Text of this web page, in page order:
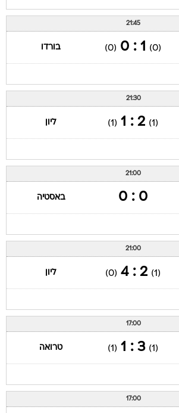
21:45
(0)
1 : 0
(0) בורדו
21:30
(1)
2 : 1
(1) ליון
21:00
0 : 0 באסטיה
21:00
(1)
2 : 4
(0) ליון
17:00
(1)
3 : 1
(1) טרואה
17:00